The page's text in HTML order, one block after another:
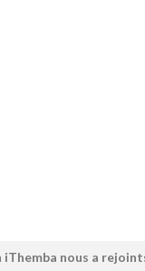
iThemba nous a